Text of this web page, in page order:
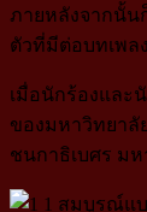
ภายหลังจากนั้น
ตัวที่มีต่อบทเพล
เมื่อนักร้องและ
ของมหาวิทยาลั
ชนกาธิเบศร ม